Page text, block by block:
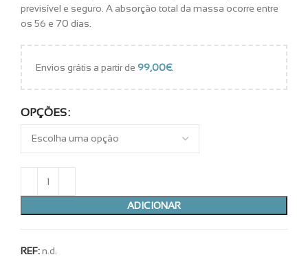
previsível e seguro. A absorção total da massa ocorre entre
os 56 e 70 dias.
Envios grátis a partir de 99,00€.
OPÇÕES
ADICIONAR
REF:n.d.